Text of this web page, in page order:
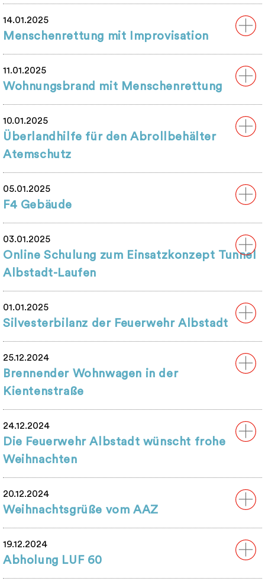
14.01.2025
Menschenrettung mit Improvisation
11.01.2025
Wohnungsbrand mit Menschenrettung
10.01.2025
Überlandhilfe für den Abrollbehälter
Atemschutz
05.01.2025
F4 Gebäude
03.01.2025
Online Schulung zum Einsatzkonzept Tunnel
Albstadt-Laufen
01.01.2025
Silvesterbilanz der Feuerwehr Albstadt
25.12.2024
Brennender Wohnwagen in der
Kientenstraße
24.12.2024
Die Feuerwehr Albstadt wünscht frohe
Weihnachten
20.12.2024
Weihnachtsgrüße vom AAZ
19.12.2024
Abholung LUF 60